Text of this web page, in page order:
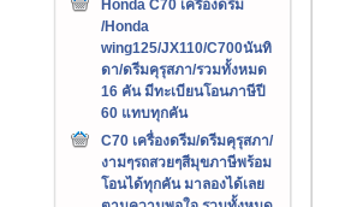
Honda C70 เครืองดรีม
/Honda
wing125/JX110/C700นันทิ
ดา/ดรีมคุรุสภา/รวมทั้งหมด
16 คัน มีทะเบียนโอนภาษีปี
60 แทบทุกคัน
C70 เครื่องดรีม/ดรีมคุรุสภา/
งามๆรถสวยๆสีมุขภาษีพร้อม
โอนได้ทุกคัน มาลองได้เลย